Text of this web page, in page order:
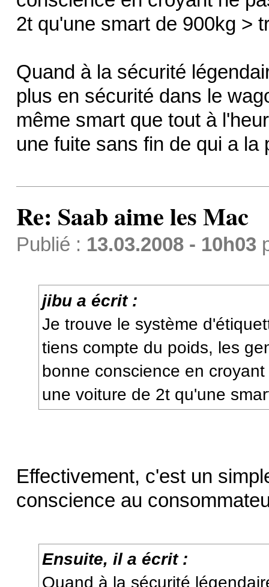
2t qu'une smart de 900kg >
Quand à la sécurité
plus en sécurité dans le
même smart que tout à
une fuite sans fin de qui a
Re: Saab aime les Mac
Publié : 13.03.2008 - 10h03
jibu a écrit :
Je trouve le système
tiens compte du poids, les
bonne conscience en
une voiture de 2t qu'une
Effectivement, c'est un
conscience au
Ensuite, il a écrit :
Quand à la sécurité